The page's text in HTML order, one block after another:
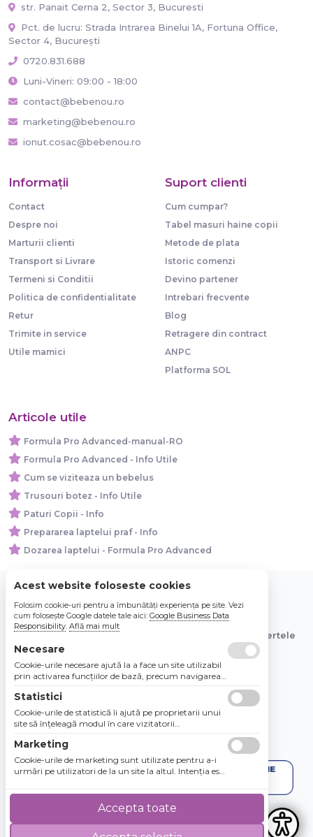
str. Panait Cerna 2, Sector 3, Bucuresti
Pct. de lucru: Strada Intrarea Binelui 1A, Fortuna Office,
Sector 4, București
0720.831.688
Luni-Vineri: 09:00 - 18:00
contact@bebenou.ro
marketing@bebenou.ro
ionut.cosac@bebenou.ro
Informaţii
Contact
Despre noi
Marturii clienti
Transport si Livrare
Termeni si Conditii
Politica de confidentialitate
Retur
Trimite in service
Utile mamici
Suport clienti
Cum cumpar?
Tabel masuri haine copii
Metode de plata
Istoric comenzi
Devino partener
Intrebari frecvente
Blog
Retragere din contract
ANPC
Platforma SOL
Articole utile
Formula Pro Advanced-manual-RO
Formula Pro Advanced - Info Utile
Cum se viziteaza un bebelus
Trusouri botez - Info Utile
Paturi Copii - Info
Prepararea laptelui praf - Info
Dozarea laptelui - Formula Pro Advanced
© 2026 Bebe Nou Online Store SRL
Toate preturile sunt exprimate in lei si includ tva. Ofertele
sunt valabile in limita stocului disponibil.
Acest website foloseste cookies
Folosim cookie-uri pentru a îmbunătăți experiența pe site. Vezi
cum folosește Google datele tale aici: Google Business Data
Responsibility. Află mai mult
Necesare
Cookie-urile necesare ajută la a face un site utilizabil
prin activarea funcţiilor de bază, precum navigarea
Site-ul nu poate funcţiona corespunzător fără aceste
cookie-uri.
Statistici
Cookie-urile de statistică îi ajută pe proprietarii unui
site să înţeleagă modul în care vizitatorii
raportarea informaţiilor în mod anonim.
Marketing
Cookie-urile de marketing sunt utilizate pentru a-i
urmări pe utilizatori de la un site la altul. Intenţia este
utilizatorii individuali, aşadar ele sunt mai valoroase
pentru agenţiile de puiblicitate şi părţile terţe care se
Accepta toate